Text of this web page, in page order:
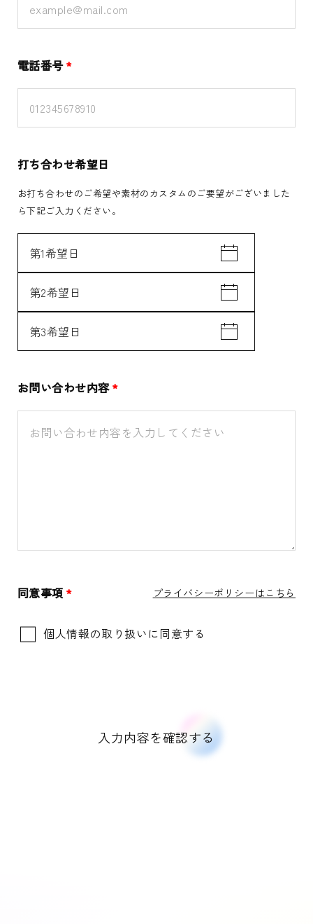
電話番号*
打ち合わせ希望日
お打ち合わせのご希望や素材のカスタムのご要望がございました
ら下記ご入力ください。
お問い合わせ内容*
同意事項* プライバシーポリシーはこちら
個人情報の取り扱いに同意する